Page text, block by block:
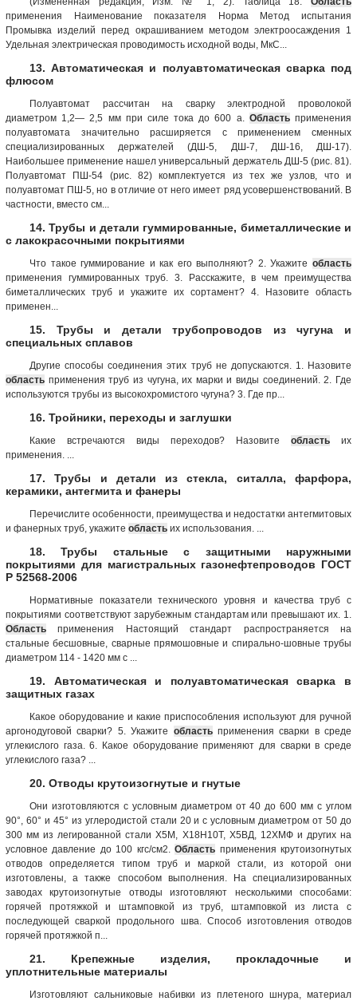
применения Наименование показателя Норма Метод испытания
Промывка изделий перед окрашиванием методом электроосаждения 1
Удельная электрическая проводимость исходной воды, МкС...
13. Автоматическая и полуавтоматическая сварка под
флюсом
Полуавтомат рассчитан на сварку электродной проволокой
диаметром 1,2— 2,5 мм при силе тока до 600 а. Областьприменения
полуавтомата значительно расширяется с применением сменных
специализированных держателей (ДШ-5, ДШ-7, ДШ-16, ДШ-17).
Наибольшее применение нашел универсальный держатель ДШ-5 (рис. 81).
Полуавтомат ПШ-54 (рис. 82) комплектуется из тех же узлов, что и
полуавтомат ПШ-5, но в отличие от него имеет ряд усовершенствований. В
частности, вместо см...
14. Трубы и детали гуммированные, биметаллические и
с лакокрасочными покрытиями
Что такое гуммирование и как его выполняют? 2. Укажите область
применения гуммированных труб. 3. Расскажите, в чем преимущества
биметаллических труб и укажите их сортамент? 4. Назовите область
применен...
15. Трубы и детали трубопроводов из чугуна и
специальных сплавов
Другие способы соединения этих труб не допускаются. 1. Назовите
область применения труб из чугуна, их марки и виды соединений. 2. Где
используются трубы из высокохромистого чугуна? 3. Где пр...
16. Тройники, переходы и заглушки
Какие встречаются виды переходов? Назовите область их
применения. ...
17. Трубы и детали из стекла, ситалла, фарфора,
керамики, антегмита и фанеры
Перечислите особенности, преимущества и недостатки антегмитовых
и фанерных труб, укажите область их использования. ...
18. Трубы стальные с защитными наружными
покрытиями для магистральных газонефтепроводов ГОСТ
Р 52568-2006
Нормативные показатели технического уровня и качества труб с
покрытиями соответствуют зарубежным стандартам или превышают их. 1.
Область применения Настоящий стандарт распространяется на
стальные бесшовные, сварные прямошовные и спирально-шовные трубы
диаметром 114 - 1420 мм с ...
19. Автоматическая и полуавтоматическая сварка в
защитных газах
Какое оборудование и какие приспособления используют для ручной
аргонодуговой сварки? 5. Укажите областьприменения сварки в среде
углекислого газа. 6. Какое оборудование применяют для сварки в среде
углекислого газа? ...
20. Отводы крутоизогнутые и гнутые
Они изготовляются с условным диаметром от 40 до 600 мм с углом
90°, 60° и 45° из углеродистой стали 20 и с условным диаметром от 50 до
300 мм из легированной стали Х5М, Х18Н10Т, Х5ВД, 12ХМФ и других на
условное давление до 100 кгс/см2.Область применения крутоизогнутых
отводов определяется типом труб и маркой стали, из которой они
изготовлены, а также способом выполнения. На специализированных
заводах крутоизогнутые отводы изготовляют несколькими способами:
горячей протяжкой и штамповкой из труб, штамповкой из листа с
последующей сваркой продольного шва. Способ изготовления отводов
горячей протяжкой п...
21. Крепежные изделия, прокладочные и
уплотнительные материалы
Изготовляют сальниковые набивки из плетеного шнура, материал